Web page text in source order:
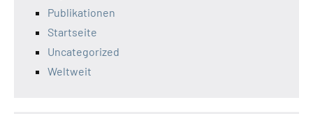
Publikationen
Startseite
Uncategorized
Weltweit